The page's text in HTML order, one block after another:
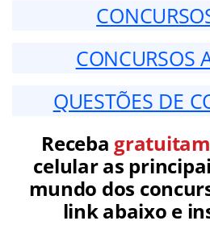
CONCURSOS
QUESTÕES DE
Receba
celular as
mundo dos
link abaixo e